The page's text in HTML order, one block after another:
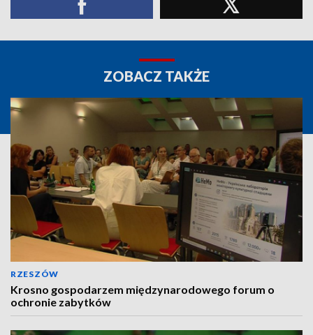
ZOBACZ TAKŻE
RZESZÓW
Krosno gospodarzem międzynarodowego forum o
ochronie zabytków